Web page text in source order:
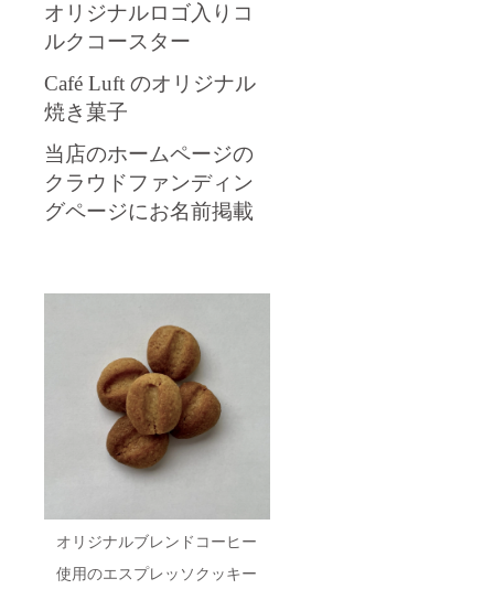
オリジナルロゴ入りコ
ルクコースター
Café Luft のオリジナル
焼き菓子
当店のホームページの
クラウドファンディン
グページにお名前掲載
オリジナルブレンドコーヒー
使用のエスプレッソクッキー